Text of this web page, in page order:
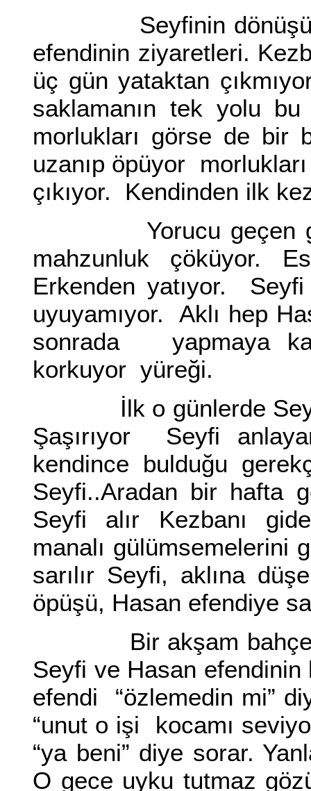
Seyfinin dönüşüne
efendinin ziyaretleri.
üç gün yataktan
saklamanın tek yolu
morlukları görse de bir
uzanıp öpüyor
çıkıyor. Kendinden ilk
Yorucu geçen
mahzunluk çöküyor.
Erkenden yatıyor.
uyuyamıyor. Aklı hep
sonrada yapmaya
korkuyor yüreği.
İlk o günlerde
Şaşırıyor Seyfi
kendince bulduğu
Seyfi..Aradan bir hafta
Seyfi alır Kezbanı
manalı gülümsemelerini
sarılır Seyfi, aklına
öpüşü, Hasan efendiye
Bir akşam bahçede
Seyfi ve Hasan efendinin
efendi “özlemedin mi”
“unut o işi kocamı
“ya beni” diye sorar.
O gece uyku tutmaz